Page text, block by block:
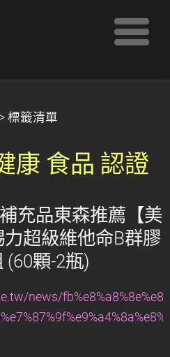
> 標籤清單
康 食品 認證
充品東森推薦【美
力超級維他命B群膠
(60顆-2瓶)
news/